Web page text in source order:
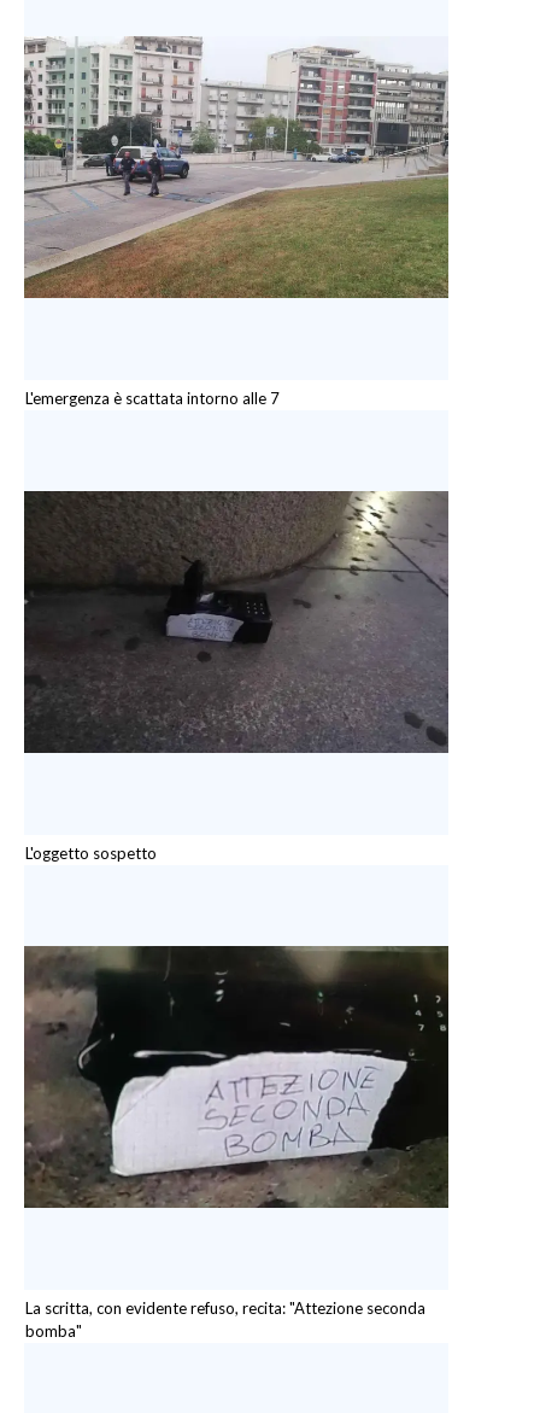
L'emergenza è scattata intorno alle 7
L'oggetto sospetto
La scritta, con evidente refuso, recita: "Attezione seconda
bomba"